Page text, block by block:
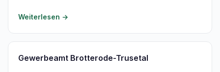
Weiterlesen →
Gewerbeamt Brotterode-Trusetal